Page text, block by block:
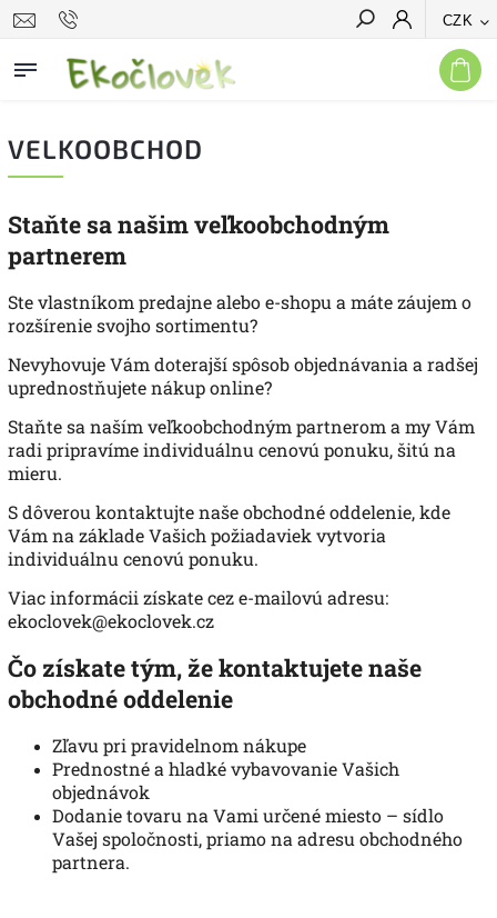
CZK
Hledat
VELKOOBCHOD
Staňte sa našim veľkoobchodným
partnerem
Ste vlastníkom predajne alebo e-shopu a máte záujem o
rozšírenie svojho sortimentu?
Nevyhovuje Vám doterajší spôsob objednávania a radšej
uprednostňujete nákup online?
Staňte sa naším veľkoobchodným partnerom a my Vám
radi pripravíme individuálnu cenovú ponuku, šitú na
mieru.
S dôverou kontaktujte naše obchodné oddelenie, kde
Vám na základe Vašich požiadaviek vytvoria
individuálnu cenovú ponuku.
Viac informácii získate cez e-mailovú adresu:
ekoclovek@ekoclovek.cz
Čo získate tým, že kontaktujete naše
obchodné oddelenie
Zľavu pri pravidelnom nákupe
Prednostné a hladké vybavovanie Vašich
objednávok
Dodanie tovaru na Vami určené miesto – sídlo
Vašej spoločnosti, priamo na adresu obchodného
partnera.